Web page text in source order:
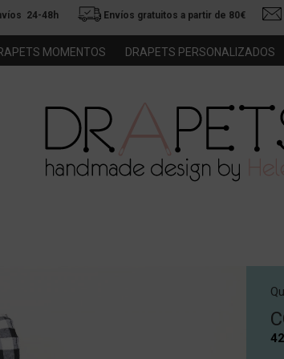
24-48h Envíos gratuitos a partir de 80€
MOMENTOS DRAPETS PERSONALIZADOS